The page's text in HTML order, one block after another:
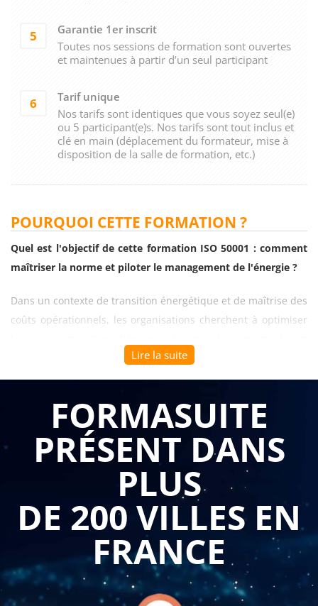
5
Garantie 1er inscrit
Toutes nos sessions de formation sont ouvertes
et maintenues à partir d’un seul participant
6
Tarif unique
Nos tarifs sont identiques que vous soyez seul(e)
ou 5 participant(e)s. Nos tarifs sont tout inclus et
clé en main (déplacement du formateur, mise à
disposition de la salle de formation, etc.)
POURQUOI CETTE FORMATION ?
Quel est l'objectif de cette formation ISO 50001 : comment
maîtriser la norme et piloter le management de l'énergie ?
Dans un contexte de transition énergétique et de maîtrise des
coûts opérationnels, les organisations cherchent à optimiser
pérenne. La norme internationale dédiée au management
énergétique offre un cadre méthodologique éprouvé pour
environnementale et répondre aux attentes réglementaires
croissantes. Les responsables qualité, environnement et
énergie doivent s'approprier cette référence pour
transformer les objectifs stratégiques en plans d'action
Laformation iso 50001 : comment maîtriser la norme et
piloter le management de l'énergieproposée par
Formasuite
permet aux participants d'évaluer précisément
les enjeux du management énergétique et de comprendre les
exigences normatives dans leur globalité. Le programme
Lire la suite
FORMASUITE
PRÉSENT DANS
PLUS
DE 200 VILLES EN
FRANCE